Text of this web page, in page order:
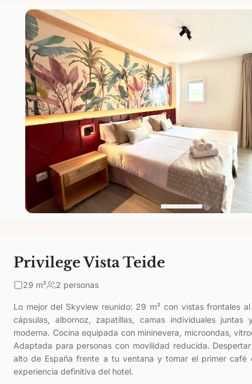
Privilege Vista Teide
29 m² 2 personas
Lo mejor del Skyview reunido: 29 m² con vistas frontales
cápsulas, albornoz, zapatillas, camas individuales juntas
moderna. Cocina equipada con mininevera, microondas,
Adaptada para personas con movilidad reducida.
alto de España frente a tu ventana y tomar el primer café
experiencia definitiva del hotel.